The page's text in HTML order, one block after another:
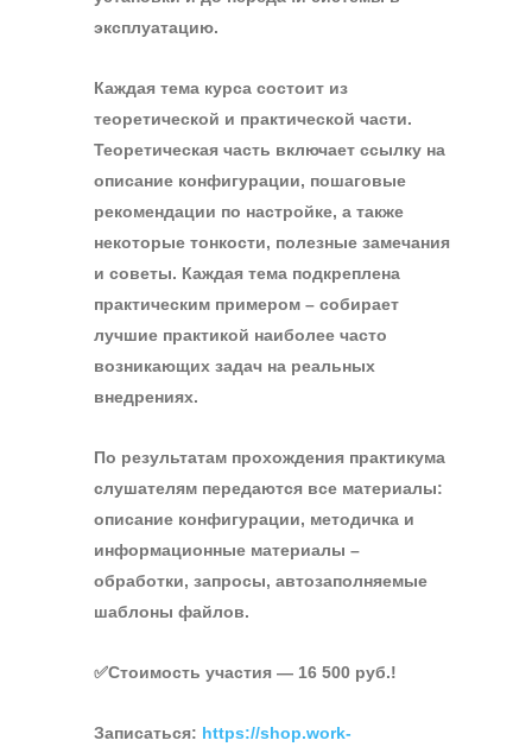
эксплуатацию.
Каждая тема курса состоит из
теоретической и практической части.
Теоретическая часть включает ссылку на
описание конфигурации, пошаговые
рекомендации по настройке, а также
некоторые тонкости, полезные замечания
и советы. Каждая тема подкреплена
практическим примером – собирает
лучшие практикой наиболее часто
возникающих задач на реальных
внедрениях.
По результатам прохождения практикума
слушателям передаются все материалы:
описание конфигурации, методичка и
информационные материалы –
обработки, запросы, автозаполняемые
шаблоны файлов.
✅Стоимость участия — 16 500 руб.!
Записаться: https://shop.work-